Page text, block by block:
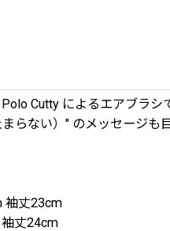
Cutty によるエアブラシ
らない）" のメッセージも
袖丈23cm
丈24cm